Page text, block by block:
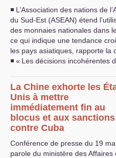
◾ L’Association des nations de
du Sud-Est (ASEAN) étend
des monnaies nationales dans
ce qui indique une tendance
les pays asiatiques, rapporte la
◾ « Les décisions incohérentes
La Chine exhorte les
Unis à mettre
immédiatement fin au
blocus et aux sanctions
contre Cuba
Conférence de presse du 19
parole du ministère des